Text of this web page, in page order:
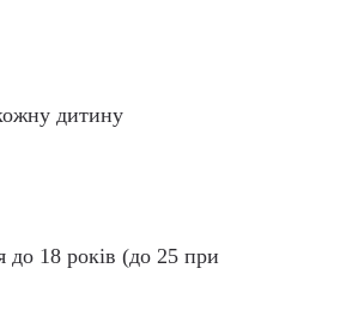
дитину
до 18 років (до 25 при